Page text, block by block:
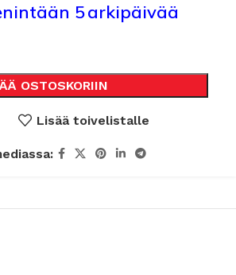
5 arkipäivää
OSTOSKORIIN
Lisää toivelistalle